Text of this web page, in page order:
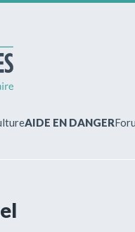
déjà inscrit(e)?
AIDE EN DANGER